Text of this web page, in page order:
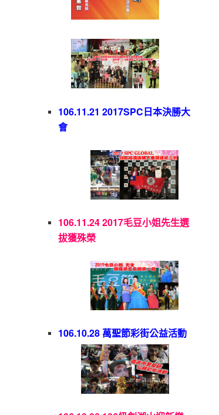
106.11.21 2017SPC日本決勝大
會
106.11.24 2017毛豆小姐先生選
拔獲殊榮
106.10.28 萬聖節彩街公益活動